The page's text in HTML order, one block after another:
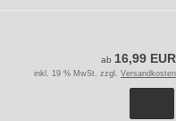
ab 16,99 EUR
inkl. 19 % MwSt. zzgl. Versandkosten